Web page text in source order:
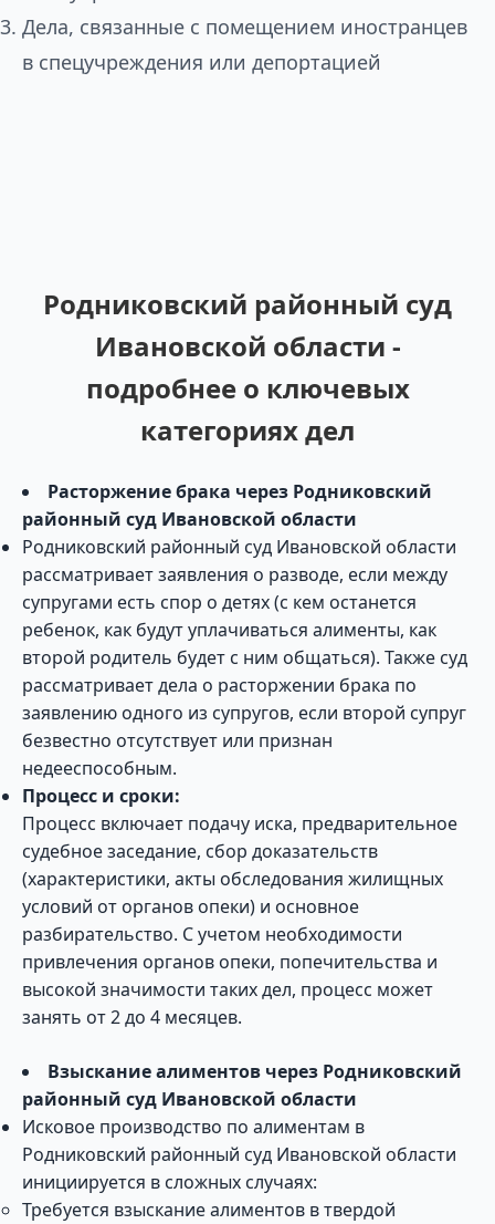
Дела, связанные с помещением иностранцев
в спецучреждения или депортацией
Родниковский районный суд
Ивановской области -
подробнее о ключевых
категориях дел
Расторжение брака через Родниковский
районный суд Ивановской области
Родниковский районный суд Ивановской области
рассматривает заявления о разводе, если между
супругами есть спор о детях (с кем останется
ребенок, как будут уплачиваться алименты, как
второй родитель будет с ним общаться). Также суд
рассматривает дела о расторжении брака по
заявлению одного из супругов, если второй супруг
безвестно отсутствует или признан
недееспособным.
Процесс и сроки:
Процесс включает подачу иска, предварительное
судебное заседание, сбор доказательств
(характеристики, акты обследования жилищных
условий от органов опеки) и основное
разбирательство. С учетом необходимости
привлечения органов опеки, попечительства и
высокой значимости таких дел, процесс может
занять от 2 до 4 месяцев.
Взыскание алиментов через Родниковский
районный суд Ивановской области
Исковое производство по алиментам в
Родниковский районный суд Ивановской области
инициируется в сложных случаях:
Требуется взыскание алиментов в твердой